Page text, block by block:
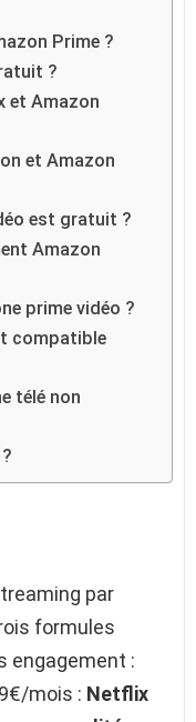
Prime ?
?
et Amazon
et Amazon
est gratuit ?
Amazon
prime vidéo ?
compatible
télé non
par
formules
engagement :
mois : Netflix